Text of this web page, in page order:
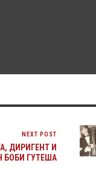
NEXT POST
ДИРИГЕНТ И
БОБИ ГУТЕША